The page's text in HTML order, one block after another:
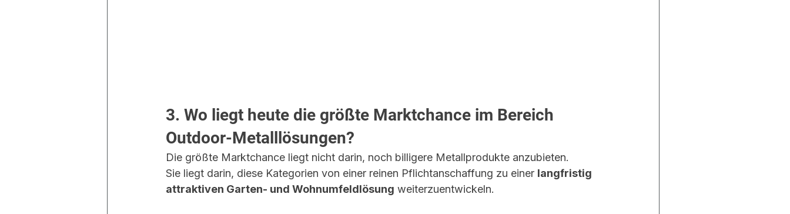
3. Wo liegt heute die größte Marktchance im Bereich
Outdoor-Metalllösungen?
Die größte Marktchance liegt nicht darin, noch billigere Metallprodukte anzubieten.
Sie liegt darin, diese Kategorien von einer reinen Pflichtanschaffung zu einer langfristig
attraktiven Garten- und Wohnumfeldlösung weiterzuentwickeln.